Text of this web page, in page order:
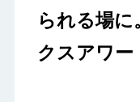
られる場に
クスアワー